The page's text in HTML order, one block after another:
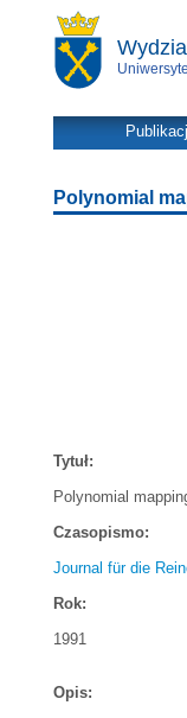
Polynomial
Tytuł:
Polynomial
Czasopismo:
Journal für die
Rok:
1991
Opis: